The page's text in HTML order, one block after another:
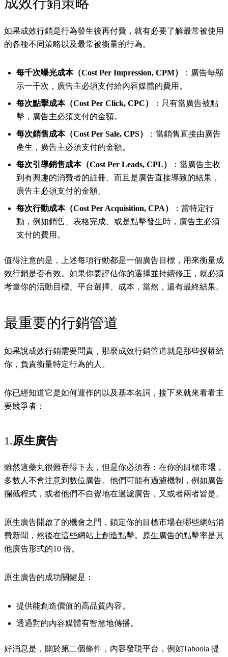
如果成效行銷是行為發生後再付費，就有必要了解最常被使用
的各種不同策略以及最常被衡量的行為。
每千次曝光成本（Cost Per Impression, CPM）
：廣告每顯
示一千次，廣告主必須支付給內容媒體的費用。
每次點擊成本（Cost Per Click, CPC）
：只有當廣告被點
擊，廣告主必須支付的金額。
每次銷售成本（Cost Per Sale, CPS）
：當銷售直接由廣告
產生，廣告主必須支付的金額。
每次引導銷售成本（Cost Per Leads, CPL）
：當廣告主收
到有興趣的消費者的註冊、而且是廣告直接導致的結果，
廣告主必須支付的金額。
每次行動成本（Cost Per Acquisition, CPA）
：當特定行
動，例如銷售、表格完成、或是點擊發生時，廣告主必須
支付的費用。
值得注意的是，上述每項行動都是一個廣告目標，用來衡量成
效行銷是否有效。如果你要評估你的選擇並持續修正，就必須
考量你的活動目標、平台選擇、成本，當然，還有最終結果。
最重要的行銷管道
如果說成效行銷需要問責，那麼成效行銷管道就是那些授權給
你，負責衡量特定行為的人。
你已經知道它是如何運作的以及基本名詞，接下來就來看看主
要競爭者：
1.原生廣告
雖然這藥丸很難吞得下去，但是你必須吞：在你的目標市場，
多數人不會注意到數位廣告。他們可能有過濾機制，例如廣告
攔截程式，或者他們不自覺地在過濾廣告，又或者兩者皆是。
原生廣告開啟了的機會之門，鎖定你的目標市場在哪些網站消
費新聞，然後在這些網站上創造點擊。原生廣告的點擊率是其
他廣告形式的10 倍。
原生廣告的成功關鍵是：
提供能創造價值的高品質內容。
透過對的內容媒體有智慧地傳播。
好消息是，關於第二個條件，內容發現平台，例如Taboola 提